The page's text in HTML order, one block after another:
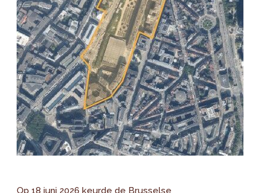
Op 18 juni 2026 keurde de Brusselse